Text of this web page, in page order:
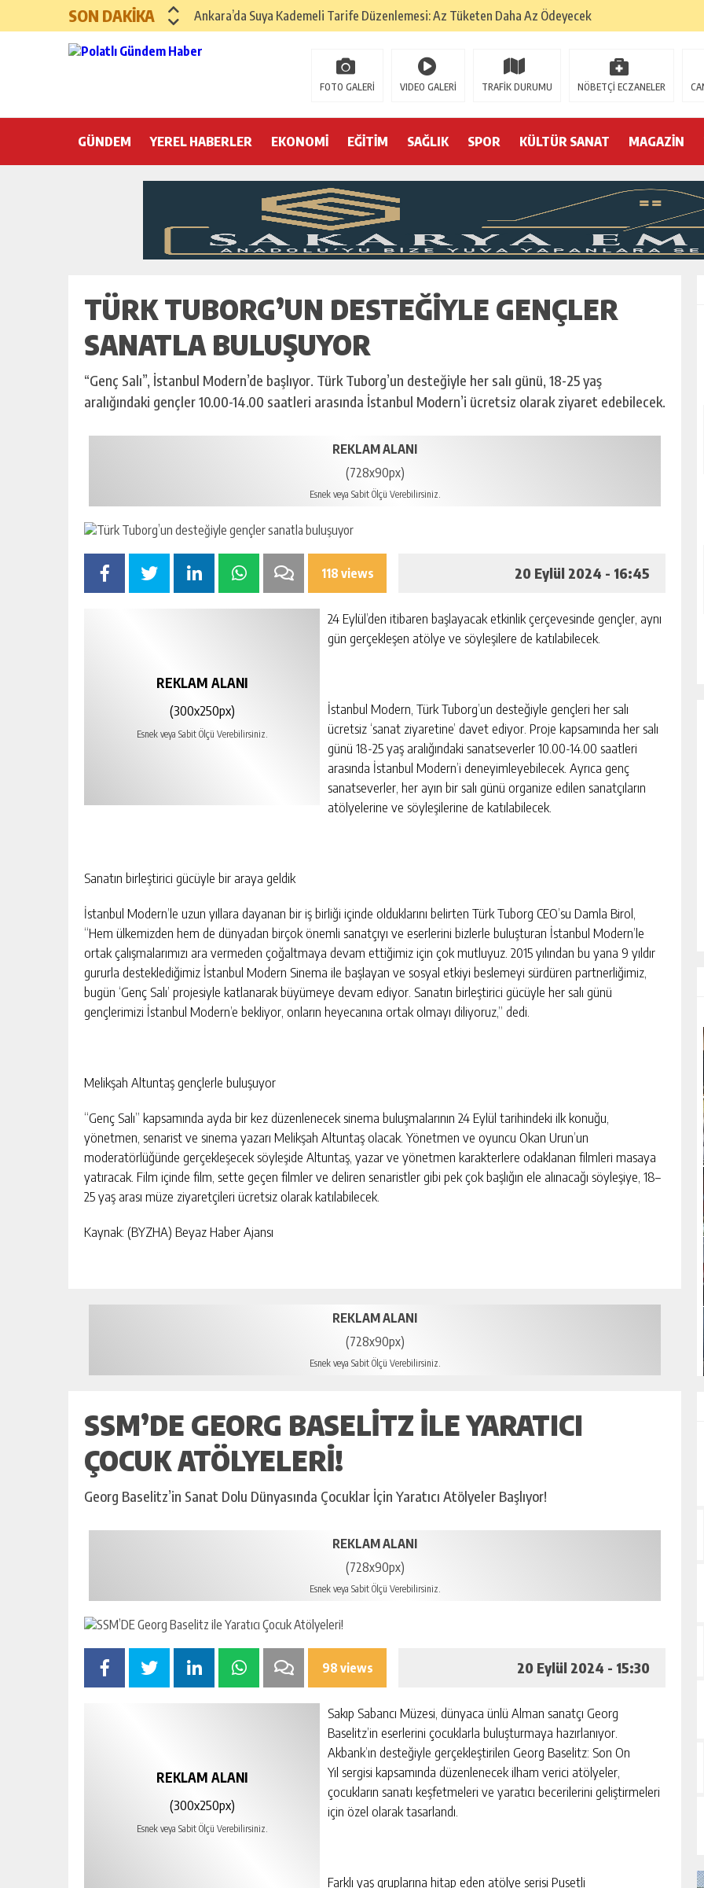
SON DAKİKA
Ankara’da Suya Kademeli Tarife Düzenlemesi: Az Tüketen Daha Az Ödeyecek
Yılın Gastronomi İlçesi Haymana
Polatlı Sakarya Köyü’nde Kırım Tatarlarının Tepreş Coşkusu
Hayri Kozanoğlu… Erdoğan’ın 3 devri
Saray makyaj tutmaz
Seçmeli demokrasi: Kimine şeker, kimine zehir
FOTO GALERİ VIDEO GALERİ TRAFİK DURUMU NÖBETÇİ ECZANELER
GÜNDEM YEREL HABERLER EKONOMİ EĞİTİM SAĞLIK SPOR KÜLTÜR SANAT MAGAZİN
TÜRK TUBORG’UN DESTEĞIYLE GENÇLER
SANATLA BULUŞUYOR
“Genç Salı”, İstanbul Modern’de başlıyor. Türk Tuborg’un desteğiyle her salı günü, 18-25 yaş
aralığındaki gençler 10.00-14.00 saatleri arasında İstanbul Modern’i ücretsiz olarak ziyaret edebilecek.
REKLAM ALANI
(728x90px)
Esnek veya Sabit Ölçü Verebilirsiniz.
118 views 20 Eylül 2024 - 16:45
REKLAM ALANI
(300x250px)
Esnek veya Sabit Ölçü Verebilirsiniz.
24 Eylül’den itibaren başlayacak etkinlik çerçevesinde gençler, aynı
gün gerçekleşen atölye ve söyleşilere de katılabilecek.
İstanbul Modern, Türk Tuborg’un desteğiyle gençleri her salı
ücretsiz ‘sanat ziyaretine’ davet ediyor. Proje kapsamında her salı
günü 18-25 yaş aralığındaki sanatseverler 10.00-14.00 saatleri
arasında İstanbul Modern’i deneyimleyebilecek. Ayrıca genç
sanatseverler, her ayın bir salı günü organize edilen sanatçıların
atölyelerine ve söyleşilerine de katılabilecek.
Sanatın birleştirici gücüyle bir araya geldik
İstanbul Modern’le uzun yıllara dayanan bir iş birliği içinde olduklarını belirten Türk Tuborg CEO’su Damla Birol,
“Hem ülkemizden hem de dünyadan birçok önemli sanatçıyı ve eserlerini bizlerle buluşturan İstanbul Modern’le
ortak çalışmalarımızı ara vermeden çoğaltmaya devam ettiğimiz için çok mutluyuz. 2015 yılından bu yana 9 yıldır
gururla desteklediğimiz İstanbul Modern Sinema ile başlayan ve sosyal etkiyi beslemeyi sürdüren partnerliğimiz,
bugün ‘Genç Salı’ projesiyle katlanarak büyümeye devam ediyor. Sanatın birleştirici gücüyle her salı günü
gençlerimizi İstanbul Modern’e bekliyor, onların heyecanına ortak olmayı diliyoruz,” dedi.
Melikşah Altuntaş gençlerle buluşuyor
“Genç Salı” kapsamında ayda bir kez düzenlenecek sinema buluşmalarının 24 Eylül tarihindeki ilk konuğu,
yönetmen, senarist ve sinema yazarı Melikşah Altuntaş olacak. Yönetmen ve oyuncu Okan Urun’un
moderatörlüğünde gerçekleşecek söyleşide Altuntaş, yazar ve yönetmen karakterlere odaklanan filmleri masaya
yatıracak. Film içinde film, sette geçen filmler ve deliren senaristler gibi pek çok başlığın ele alınacağı söyleşiye, 18–
25 yaş arası müze ziyaretçileri ücretsiz olarak katılabilecek.
Kaynak: (BYZHA) Beyaz Haber Ajansı
REKLAM ALANI
(728x90px)
Esnek veya Sabit Ölçü Verebilirsiniz.
SSM’DE GEORG BASELITZ ILE YARATICI
ÇOCUK ATÖLYELERI!
Georg Baselitz’in Sanat Dolu Dünyasında Çocuklar İçin Yaratıcı Atölyeler Başlıyor!
REKLAM ALANI
(728x90px)
Esnek veya Sabit Ölçü Verebilirsiniz.
98 views 20 Eylül 2024 - 15:30
REKLAM ALANI
(300x250px)
Esnek veya Sabit Ölçü Verebilirsiniz.
Sakıp Sabancı Müzesi, dünyaca ünlü Alman sanatçı Georg
Baselitz’in eserlerini çocuklarla buluşturmaya hazırlanıyor.
Akbank’ın desteğiyle gerçekleştirilen Georg Baselitz: Son On
Yıl sergisi kapsamında düzenlenecek ilham verici atölyeler,
çocukların sanatı keşfetmeleri ve yaratıcı becerilerini geliştirmeleri
için özel olarak tasarlandı.
Farklı yaş gruplarına hitap eden atölye serisi Pusetli